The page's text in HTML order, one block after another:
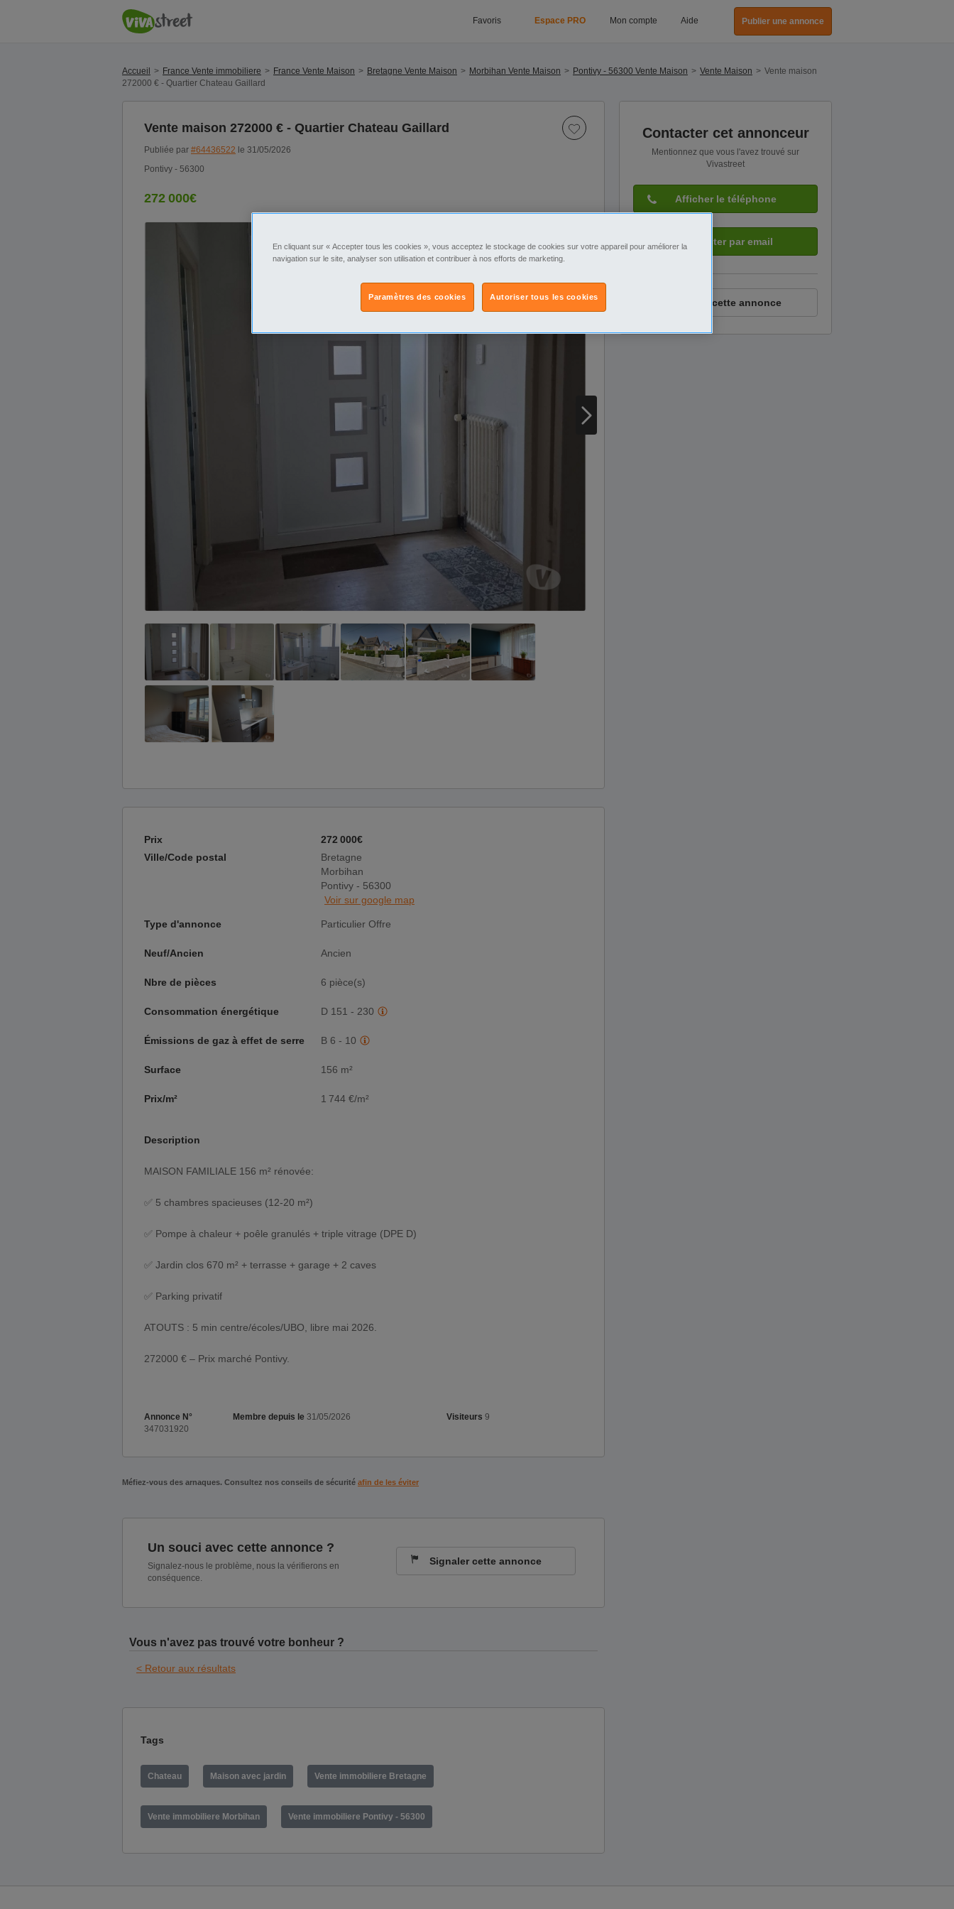
Favoris Espace PRO Mon compte Aide Publier une annonce
Accueil France Vente immobiliere France Vente Maison Bretagne Vente Maison Morbihan Vente Maison Pontivy - 56300 Vente Maison Vente Maison
Vente maison
272000 € - Quartier Chateau Gaillard
Vente maison 272000 € - Quartier Chateau Gaillard
Publiée par #64436522 le 31/05/2026
Pontivy - 56300
272 000€
Prix
272 000€
Ville/Code postal
Bretagne
Morbihan
Pontivy - 56300
Voir sur google map
Type d'annonce Particulier Offre
Neuf/Ancien Ancien
Nbre de pièces 6 pièce(s)
Consommation énergétique D 151 - 230
Émissions de gaz à effet de serre B 6 - 10
Surface 156 m²
Prix/m² 1 744 €/m²
Description
MAISON FAMILIALE 156 m² rénovée:
✅ 5 chambres spacieuses (12-20 m²)
✅ Pompe à chaleur + poêle granulés + triple vitrage (DPE D)
✅ Jardin clos 670 m² + terrasse + garage + 2 caves
✅ Parking privatif
ATOUTS : 5 min centre/écoles/UBO, libre mai 2026.
272000 € – Prix marché Pontivy.
Annonce N°
347031920
Membre depuis le 31/05/2026 Visiteurs 9
Méfiez-vous des arnaques. Consultez nos conseils de sécurité afin de les éviter
Un souci avec cette annonce ?
Signalez-nous le problème, nous la vérifierons en
conséquence.
Signaler cette annonce
Vous n'avez pas trouvé votre bonheur ?
< Retour aux résultats
Contacter cet annonceur
Mentionnez que vous l'avez trouvé sur
Vivastreet
Afficher le téléphone
Contacter par email
Signaler cette annonce
Tags
Chateau Maison avec jardin Vente immobiliere Bretagne
Vente immobiliere Morbihan Vente immobiliere Pontivy - 56300
En cliquant sur « Accepter tous les cookies », vous acceptez le stockage de cookies sur votre appareil pour améliorer la
navigation sur le site, analyser son utilisation et contribuer à nos efforts de marketing.
Autoriser tous les cookies
Paramètres des cookies